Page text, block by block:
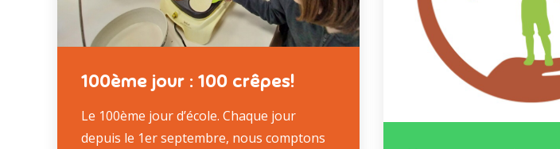
100ème jour : 100 crêpes!
Le 100ème jour d’école. Chaque jour
depuis le 1er septembre, nous comptons